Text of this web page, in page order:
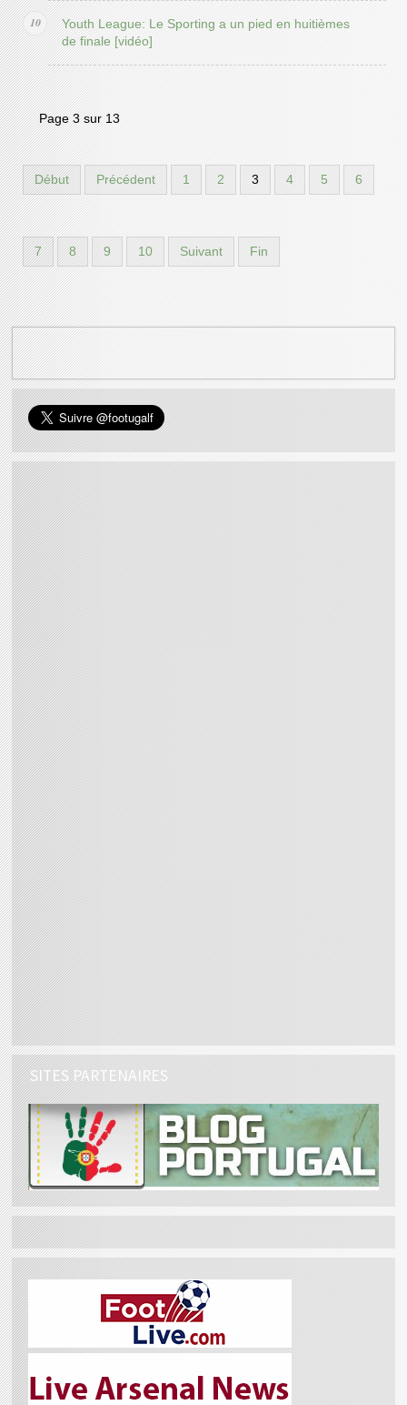
Youth League: Le Sporting a un pied en huitièmes
de finale [vidéo]
Page 3 sur 13
Début Précédent 1 2 3 4 5 6
7 8 9 10 Suivant Fin
SITES PARTENAIRES